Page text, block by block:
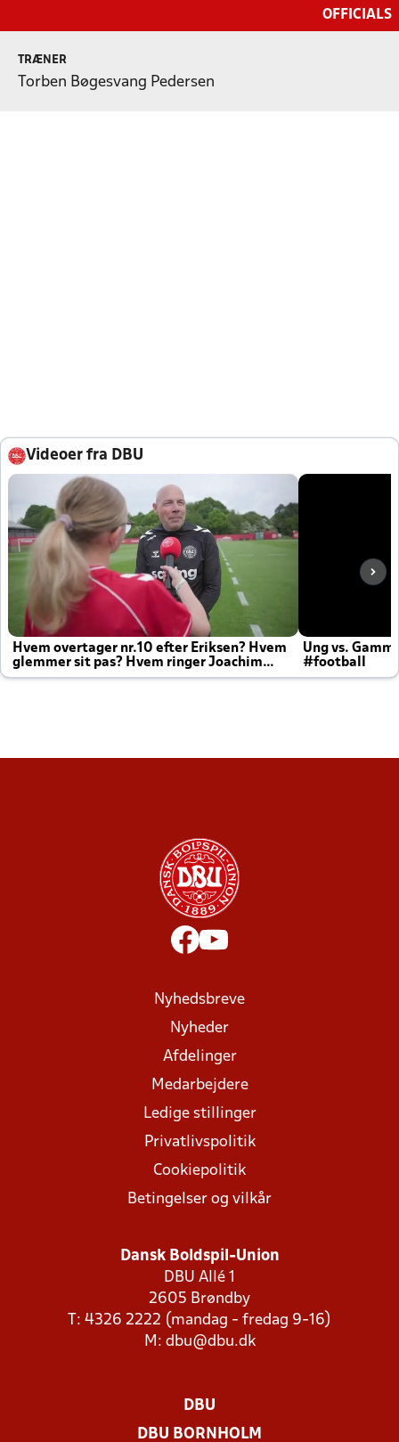
OFFICIALS
TRÆNER
Torben Bøgesvang Pedersen
Videoer fra DBU
Hvem overtager nr.10 efter Eriksen? Hvem
glemmer sit pas? Hvem ringer Joachim
altid til efter kampe?
Ung vs.
#football
Nyhedsbreve
Nyheder
Afdelinger
Medarbejdere
Ledige stillinger
Privatlivspolitik
Cookiepolitik
Betingelser og vilkår
Dansk Boldspil-Union
DBU Allé 1
2605 Brøndby
T: 4326 2222 (mandag - fredag 9-16)
M: dbu@dbu.dk
DBU
DBU BORNHOLM